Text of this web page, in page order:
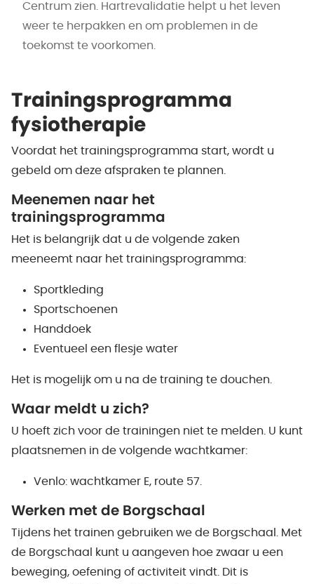
Centrum zien. Hartrevalidatie helpt u het leven
weer te herpakken en om problemen in de
toekomst te voorkomen.
Trainingsprogramma
fysiotherapie
Voordat het trainingsprogramma start, wordt u
gebeld om deze afspraken te plannen.
Meenemen naar het
trainingsprogramma
Het is belangrijk dat u de volgende zaken
meeneemt naar het trainingsprogramma:
Sportkleding
Sportschoenen
Handdoek
Eventueel een flesje water
Het is mogelijk om u na de training te douchen.
Waar meldt u zich?
U hoeft zich voor de trainingen niet te melden. U kunt
plaatsnemen in de volgende wachtkamer:
Venlo: wachtkamer E, route 57.
Werken met de Borgschaal
Tijdens het trainen gebruiken we de Borgschaal. Met
de Borgschaal kunt u aangeven hoe zwaar u een
beweging, oefening of activiteit vindt. Dit is